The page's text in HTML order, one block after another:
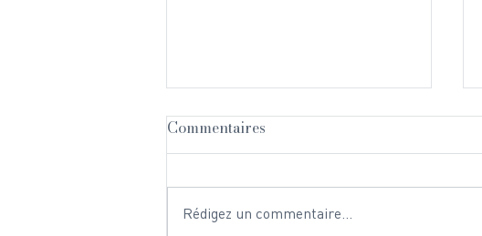
Commentaires
Rédigez un commentaire...